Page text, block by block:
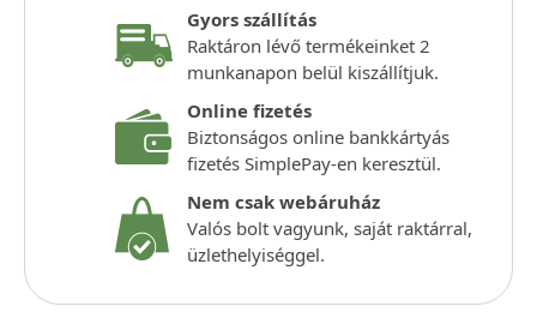
Gyors szállítás
Raktáron lévő termékeinket 2
munkanapon belül kiszállítjuk.
Online fizetés
Biztonságos online bankkártyás
fizetés SimplePay-en keresztül.
Nem csak webáruház
Valós bolt vagyunk, saját raktárral,
üzlethelyiséggel.